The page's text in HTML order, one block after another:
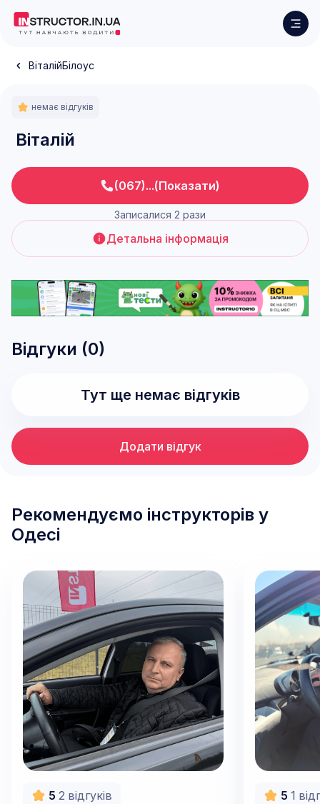
ВіталійБілоус
немає відгуків
Віталій
(067)...(Показати)
Записалися 2 рази
Детальна інформація
Відгуки (0)
Тут ще немає відгуків
Додати відгук
Рекомендуємо інструкторів у
Одесі
5 2 відгуків 5 1